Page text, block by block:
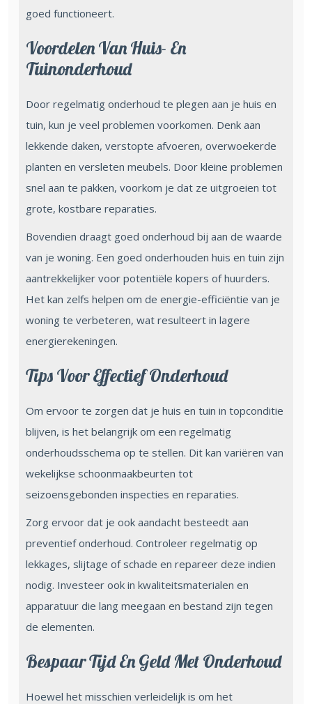
goed functioneert.
Voordelen Van Huis- En
Tuinonderhoud
Door regelmatig onderhoud te plegen aan je huis en
tuin, kun je veel problemen voorkomen. Denk aan
lekkende daken, verstopte afvoeren, overwoekerde
planten en versleten meubels. Door kleine problemen
snel aan te pakken, voorkom je dat ze uitgroeien tot
grote, kostbare reparaties.
Bovendien draagt goed onderhoud bij aan de waarde
van je woning. Een goed onderhouden huis en tuin zijn
aantrekkelijker voor potentiële kopers of huurders.
Het kan zelfs helpen om de energie-efficiëntie van je
woning te verbeteren, wat resulteert in lagere
energierekeningen.
Tips Voor Effectief Onderhoud
Om ervoor te zorgen dat je huis en tuin in topconditie
blijven, is het belangrijk om een regelmatig
onderhoudsschema op te stellen. Dit kan variëren van
wekelijkse schoonmaakbeurten tot
seizoensgebonden inspecties en reparaties.
Zorg ervoor dat je ook aandacht besteedt aan
preventief onderhoud. Controleer regelmatig op
lekkages, slijtage of schade en repareer deze indien
nodig. Investeer ook in kwaliteitsmaterialen en
apparatuur die lang meegaan en bestand zijn tegen
de elementen.
Bespaar Tijd En Geld Met Onderhoud
Hoewel het misschien verleidelijk is om het